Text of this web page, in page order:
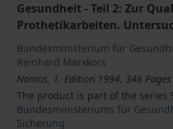
Gesundheit - Teil 2: Zur
Prothetikarbeiten.
Bundesministerium für
Reinhard Marxkors
Nomos, 1. Edition 1994, 346 Pages
The product is part of the series
Bundesministeriums für
Sicherung